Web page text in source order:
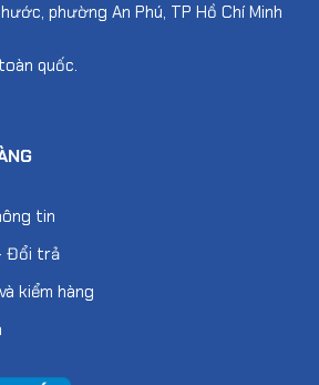
phường An Phú, TP Hồ Chí Minh
quốc.
tin
Đổi trả
kiểm hàng